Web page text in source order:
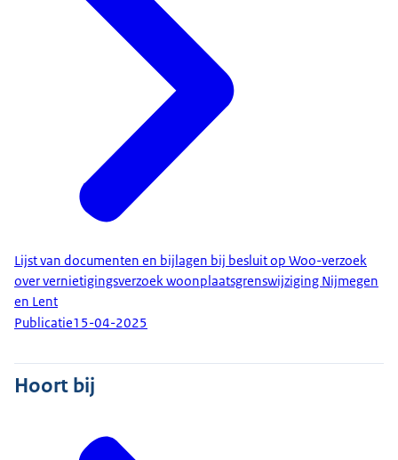
Lijst van documenten en bijlagen bij besluit op Woo-verzoek
over vernietigingsverzoek woonplaatsgrenswijziging Nijmegen
en Lent
Publicatie15-04-2025
Hoort bij